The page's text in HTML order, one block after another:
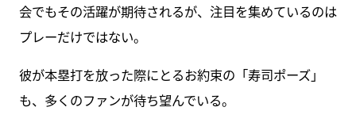
会でもその活躍が期待されるが、注目を集めているのは
プレーだけではない。
彼が本塁打を放った際にとるお約束の「寿司ポーズ」
も、多くのファンが待ち望んでいる。